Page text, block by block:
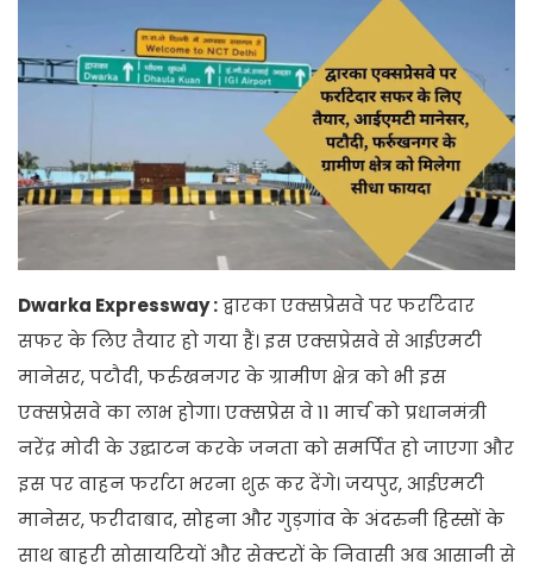
Dwarka Expressway :द्वारका एक्सप्रेसवे पर फर्राटेदार
सफर के लिए तैयार हो गया हैं। इस एक्सप्रेसवे से आईएमटी
मानेसर, पटौदी, फर्रुखनगर के ग्रामीण क्षेत्र को भी इस
एक्सप्रेसवे का लाभ होगा। एक्सप्रेस वे 11 मार्च को प्रधानमंत्री
नरेंद्र मोदी के उद्घाटन करके जनता को समर्पित हो जाएगा और
इस पर वाहन फर्राटा भरना शुरू कर देंगे। जयपुर, आईएमटी
मानेसर, फरीदाबाद, सोहना और गुड़गांव के अंदरुनी हिस्सों के
साथ बाहरी सोसायटियों और सेक्टरों के निवासी अब आसानी से